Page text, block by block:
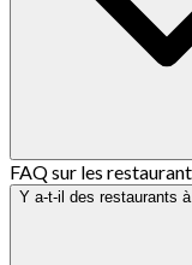
FAQ sur les
Y a-t-il des restaurants